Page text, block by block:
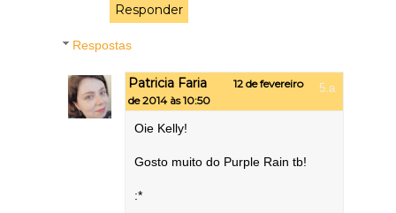
Responder
Respostas
Patricia Faria
12 de fevereiro
de 2014 às 10:50
Oie Kelly!
Gosto muito do Purple Rain tb!
:*